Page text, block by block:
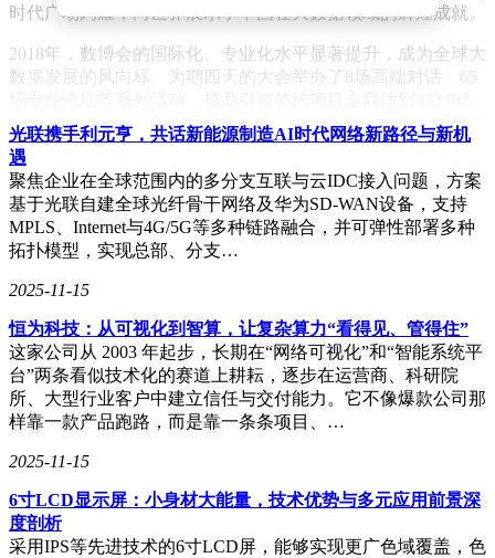
时代广场闪耀，向世界展示了中国在大数据领域的辉煌成就。
2018年，数博会的国际化、专业化水平显著提升，成为全球大
数据发展的风向标。为期四天的大会举办了8场高端对话、65
元。AR、VR、AI等特色主题体验馆，以及中国天眼超算成果
的首次亮相，让观众亲身体验到了大数据技术的魅力。2019
年，数博会签约金额首次突破千亿大关，参会人数超过12.5万
人，展示了柔性屏手机、石墨烯手表等前沿科技产品。
的数博会——2020全球传播行动”，通过H5、MG动画、短视
频等新媒体手段，实现了超过1.3亿次的阅读量。2021年，“线
上+线下”融合模式进一步升级，“云会议”“云展览”“云洽谈”三
驾马车并行，成功举办了26个线上论坛，展示了442个展品和
493个视频，实现了全球资源的无缝链接。
2022年，数博会首次采用全线上举办模式，通过“网易瑶台”等
技术，实现了沉浸式参会体验。围绕“东数西算”、数据安全等
实践建议。2023年，数博会首次设置海外联展主题展区，吸引
了微软、松下储存等国际知名企业参展，华为盘古大模型、特
斯拉“擎天柱”人形机器人等“黑科技”成为亮点。
光联携手利元亨，共话新能源制造AI时代网络新路径与新机
遇
聚焦企业在全球范围内的多分支互联与云IDC接入问题，方案
基于光联自建全球光纤骨干网络及华为SD-WAN设备，支持
MPLS、Internet与4G/5G等多种链路融合，并可弹性部署多种
拓扑模型，实现总部、分支…
2025-11-15
恒为科技：从可视化到智算，让复杂算力“看得见、管得住”
这家公司从 2003 年起步，长期在“网络可视化”和“智能系统平
台”两条看似技术化的赛道上耕耘，逐步在运营商、科研院
所、大型行业客户中建立信任与交付能力。它不像爆款公司那
样靠一款产品跑路，而是靠一条条项目、…
2025-11-15
6寸LCD显示屏：小身材大能量，技术优势与多元应用前景深
度剖析
采用IPS等先进技术的6寸LCD屏，能够实现更广色域覆盖，色